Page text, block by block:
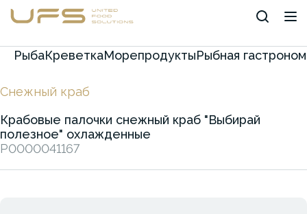
РыбаКреветкаМорепродуктыРыбная
Снежный краб
Крабовые палочки снежный краб "Выбирай
полезное" охлажденные
P0000041167